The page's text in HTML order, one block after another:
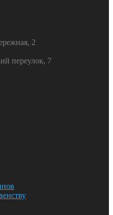
2
переулок, 7